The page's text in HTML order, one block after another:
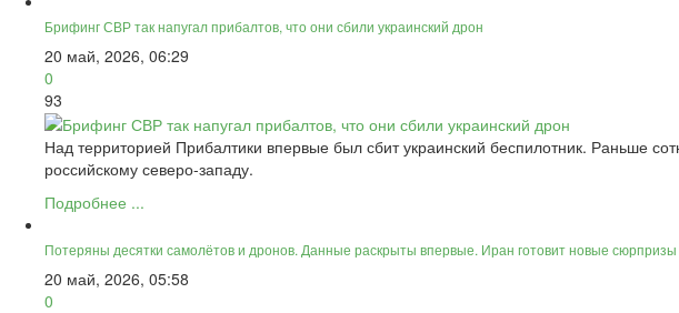
Брифинг СВР так напугал прибалтов, что они сбили украинский дрон
20 май, 2026, 06:29
0
93
Над территорией Прибалтики впервые был сбит украинский беспилотник. Раньше
российскому северо-западу.
Подробнее ...
Потеряны десятки самолётов и дронов. Данные раскрыты впервые. Иран готовит новые сюрпризы
20 май, 2026, 05:58
0